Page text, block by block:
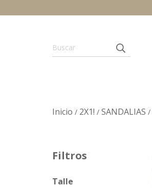
Inicio / 2X1! / SANDALIAS /
Filtros
Talle